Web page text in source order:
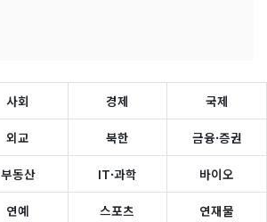
사회 경제 국제
외교 북한 금융·증권
부동산 IT·과학 바이오
연예 스포츠 연재물